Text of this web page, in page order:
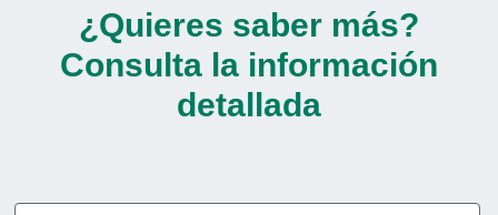
¿Quieres saber más?
Consulta la información
detallada